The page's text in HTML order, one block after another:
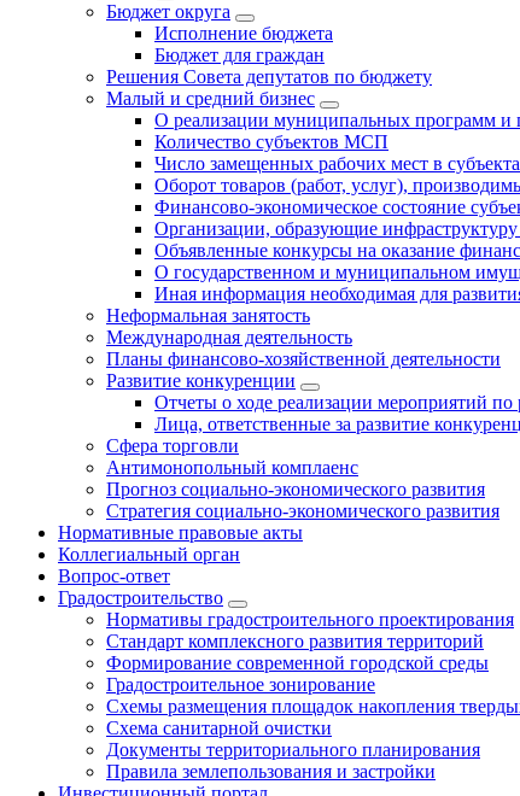
Бюджет округa
Исполнение бюджета
Бюджет для граждан
Решения Совета депутатов по бюджету
Малый и средний бизнес
О реализации муниципальных программ и
Количество субъектов МСП
Число замещенных рабочих мест в
Оборот товаров (работ, услуг),
Финансово-экономическое состояние
Организации, образующие
Объявленные конкурсы на оказание
О государственном и муниципальном
Иная информация необходимая для
Неформальная занятость
Международная деятельность
Планы финансово-хозяйственной деятельности
Развитие конкуренции
Отчеты о ходе реализации мероприятий
Лица, ответственные за развитие
Сфера торговли
Антимонопольный комплаенс
Прогноз социально-экономического развития
Стратегия социально-экономического развития
Нормативные правовые акты
Коллегиальный орган
Вопрос-ответ
Градостроительство
Нормативы градостроительного проектирования
Стандарт комплексного развития территорий
Формирование современной городской среды
Градостроительное зонирование
Схемы размещения площадок накопления
Схема санитарной очистки
Документы территориального планирования
Правила землепользования и застройки